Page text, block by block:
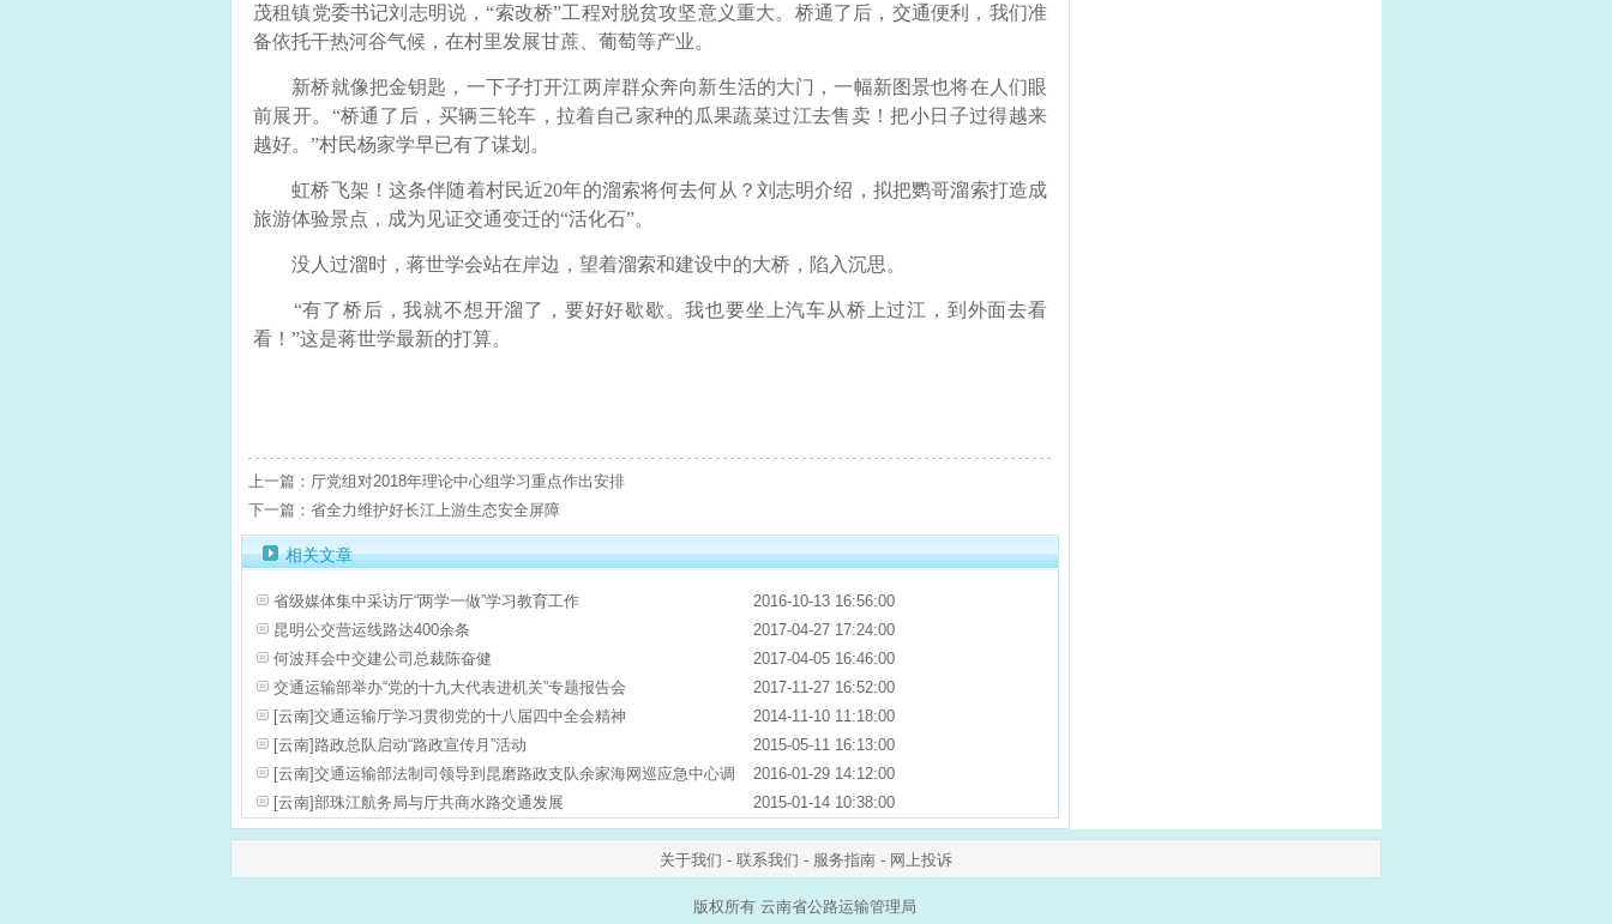
茂租镇党委书记刘志明说，“索改桥”工程对脱贫攻坚意义重大。桥通了后，交通便利，我们准
备依托干热河谷气候，在村里发展甘蔗、葡萄等产业。
新桥就像把金钥匙，一下子打开江两岸群众奔向新生活的大门，一幅新图景也将在人们眼
前展开。“桥通了后，买辆三轮车，拉着自己家种的瓜果蔬菜过江去售卖！把小日子过得越来
越好。”村民杨家学早已有了谋划。
虹桥飞架！这条伴随着村民近20年的溜索将何去何从？刘志明介绍，拟把鹦哥溜索打造成
旅游体验景点，成为见证交通变迁的“活化石”。
没人过溜时，蒋世学会站在岸边，望着溜索和建设中的大桥，陷入沉思。
“有了桥后，我就不想开溜了，要好好歇歇。我也要坐上汽车从桥上过江，到外面去看
看！”这是蒋世学最新的打算。
上一篇：厅党组对2018年理论中心组学习重点作出安排
下一篇：省全力维护好长江上游生态安全屏障
相关文章
2016-10-13 16:56:00
省级媒体集中采访厅“两学一做”学习教育工作
2017-04-27 17:24:00
昆明公交营运线路达400余条
2017-04-05 16:46:00
何波拜会中交建公司总裁陈奋健
2017-11-27 16:52:00
交通运输部举办“党的十九大代表进机关”专题报告会
2014-11-10 11:18:00
[云南]交通运输厅学习贯彻党的十八届四中全会精神
2015-05-11 16:13:00
[云南]路政总队启动“路政宣传月”活动
2016-01-29 14:12:00
[云南]交通运输部法制司领导到昆磨路政支队余家海网巡应急中心调
2015-01-14 10:38:00
[云南]部珠江航务局与厅共商水路交通发展
关于我们 - 联系我们 - 服务指南 - 网上投诉
版权所有 云南省公路运输管理局